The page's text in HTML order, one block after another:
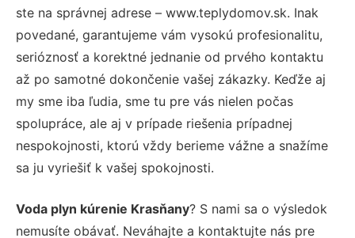
ste na správnej adrese – www.teplydomov.sk. Inak
povedané, garantujeme vám vysokú profesionalitu,
serióznosť a korektné jednanie od prvého kontaktu
až po samotné dokončenie vašej zákazky. Keďže aj
my sme iba ľudia, sme tu pre vás nielen počas
spolupráce, ale aj v prípade riešenia prípadnej
nespokojnosti, ktorú vždy berieme vážne a snažíme
sa ju vyriešiť k vašej spokojnosti.
Voda plyn kúrenie Krasňany? S nami sa o výsledok
nemusíte obávať. Neváhajte a kontaktujte nás pre